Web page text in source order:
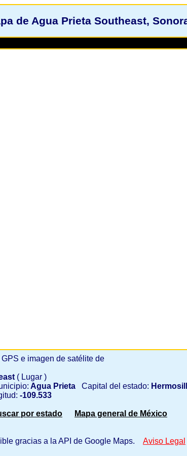
de Agua Prieta Southeast,
e imagen de satélite de
( Lugar )
Agua Prieta Capital del estado:
-109.533
por estado Mapa general de México
gracias a la API de Google Maps. Aviso Legal